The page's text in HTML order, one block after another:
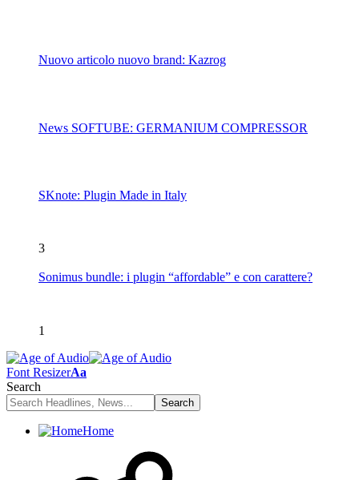
Nuovo articolo nuovo brand: Kazrog
News SOFTUBE: GERMANIUM COMPRESSOR
SKnote: Plugin Made in Italy
3
Sonimus bundle: i plugin “affordable” e con carattere?
1
Font ResizerAa
Search
Home